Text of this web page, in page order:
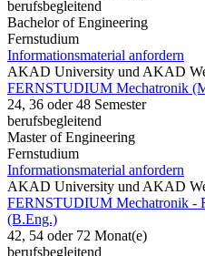
berufsbegleitend
Bachelor of Engineering
Fernstudium
Informationsmaterial anfordern
AKAD University und AKAD
FERNSTUDIUM Mechatronik
24, 36 oder 48 Semester
berufsbegleitend
Master of Engineering
Fernstudium
Informationsmaterial anfordern
AKAD University und AKAD
FERNSTUDIUM Mechatronik -
(B.Eng.)
42, 54 oder 72 Monat(e)
berufsbegleitend